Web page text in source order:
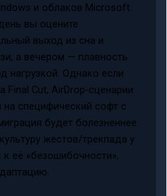
и облаков Microsoft.
вы оцените
выход из сна и
а вечером — плавность
нагрузкой. Однако если
Final Cut, AirDrop‑сценарии
специфический софт с
будет болезненнее.
жестов/трекпада у
её «безошибочности»,